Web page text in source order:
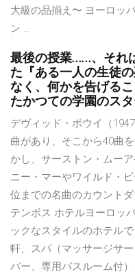
大級の品揃え〜 ヨーロッ
ン …
最後の授業……、それ
た『ある一人の生徒
なく、何かを告げる
たかつての学園のス
デヴィッド・ボウイ（
曲があり、そこから40曲
かし、サーストン・ムー
ニー・マーやワイルド・
位までの名曲のカウント
テンボス ホテルヨーロッ
ックなスタイルのホテル
軒、スパ（マッサージサ
バー、専用バスルーム付